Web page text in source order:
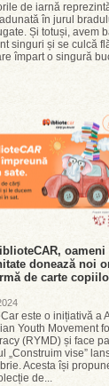
de iarnă
în jurul
Și totuși, avem
singuri și se culcă
împart o singură
oameni
donează noi
de carte
este o inițiativă a
Youth Movement
(RYMD) și face
„Construim vise”
Acesta își
de...